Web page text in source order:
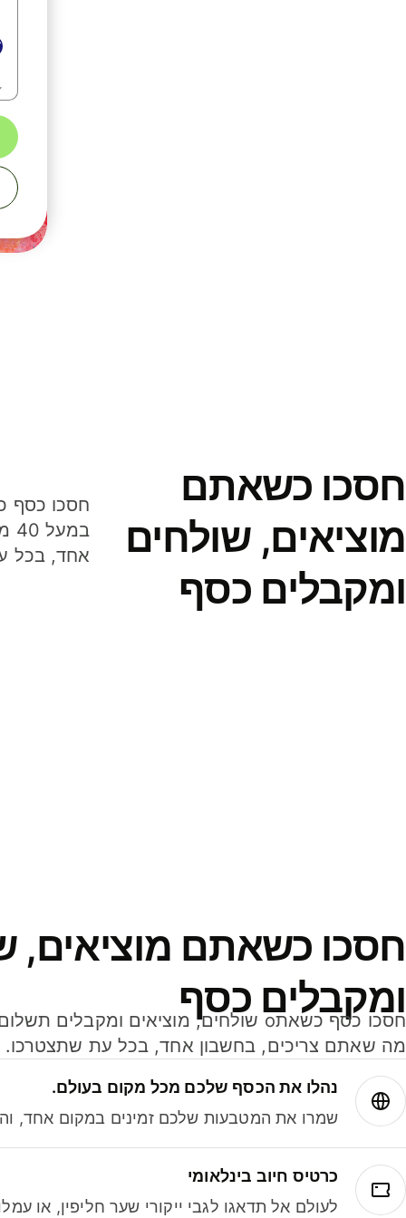
חסכו כשאתם
מוציאים, שולחים
ומקבלים כסף
אחד, בכל
חסכו כשאתם מוציאים,
ומקבלים כסף
מה שאתם צריכים, בחשבון אחד, בכל עת שתצטרכו.
נהלו את הכסף שלכם מכל מקום בעולם.
שמרו את המטבעות שלכם זמינים במקום אחד,
כרטיס חיוב בינלאומי
לעולם אל תדאגו לגבי ייקורי שער חליפין, או